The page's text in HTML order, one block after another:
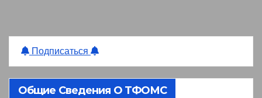
Подписаться
Общие Сведения О ТФОМС